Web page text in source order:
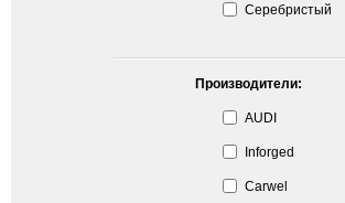
Серебристый
Производители:
AUDI
Inforged
Carwel